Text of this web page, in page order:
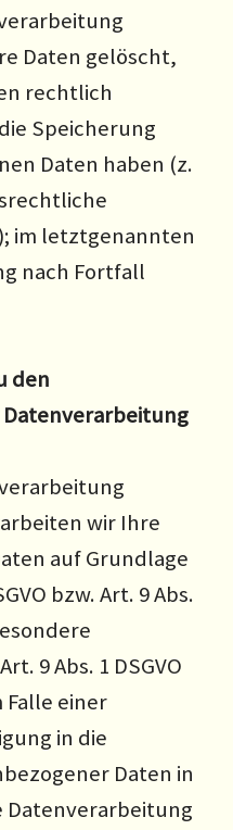
Daten gelöscht,
rechtlich
Speicherung
Daten haben (z.
im letztgenannten
nach Fortfall
den
wir Ihre
auf Grundlage
bzw. Art. 9 Abs.
9 Abs. 1 DSGVO
einer
in die
Daten in